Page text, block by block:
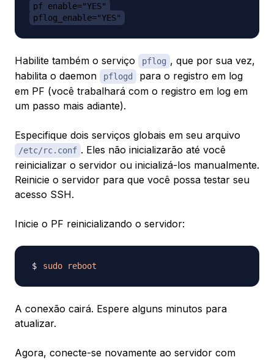
pf_enable="YES"
pflog_enable="YES"
Habilite também o serviço pflog , que por sua vez,
habilita o daemon
pflogd
para o registro em log
em PF (você trabalhará com o registro em log em
um passo mais adiante).
Especifique dois serviços globais em seu arquivo
/etc/rc.conf . Eles não inicializarão até você
reinicializar o servidor ou inicializá-los manualmente.
Reinicie o servidor para que você possa testar seu
acesso SSH.
Inicie o PF reinicializando o servidor:
sudo reboot
A conexão cairá. Espere alguns minutos para
atualizar.
Agora, conecte-se novamente ao servidor com